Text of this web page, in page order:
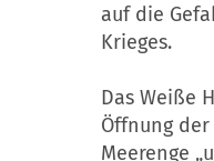
auf die
Krieges.
Das Weiße
Öffnung
Meerenge